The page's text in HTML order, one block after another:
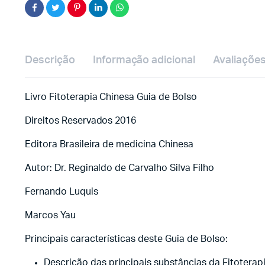
Descrição Informação adicional
Livro Fitoterapia Chinesa Guia de Bolso
Direitos Reservados 2016
Editora Brasileira de medicina Chinesa
Autor: Dr. Reginaldo de Carvalho Silva Filho
Fernando Luquis
Marcos Yau
Principais características deste Guia de Bolso:
Descrição das principais substâncias da